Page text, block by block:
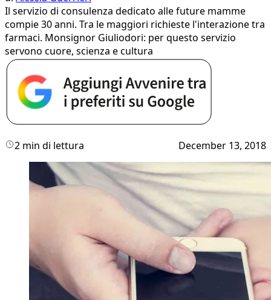
Il servizio di consulenza dedicato alle future mamme
compie 30 anni. Tra le maggiori richieste l'interazione tra
farmaci. Monsignor Giuliodori: per questo servizio
servono cuore, scienza e cultura
2 min di lettura December 13, 2018